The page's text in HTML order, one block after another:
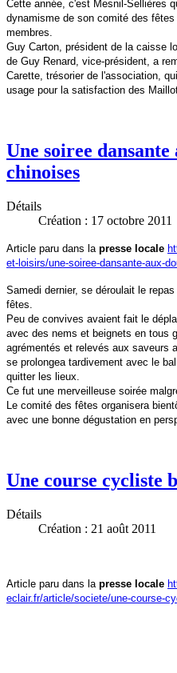
Cette année, c'est Mesnil-Sellières
dynamisme de son comité des
membres.
Guy Carton, président de la caisse
de Guy Renard, vice-président, a
Carette, trésorier de l'association,
usage pour la satisfaction des
Une soiree
chinoises
Détails
Création : 17 octobre 2011
Article paru dans la presse locale
et-loisirs/une-soiree-dansante-aux-
Samedi dernier, se déroulait le
fêtes.
Peu de convives avaient fait le
avec des nems et beignets en tous
agrémentés et relevés aux saveurs
se prolongea tardivement avec le
quitter les lieux.
Ce fut une merveilleuse soirée
Le comité des fêtes organisera
avec une bonne dégustation en
Une course cycliste
Détails
Création : 21 août 2011
Article paru dans la presse locale
eclair.fr/article/societe/une-course-